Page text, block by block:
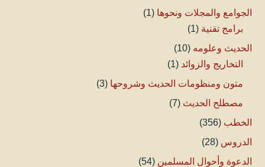
الجوامع والمجلات ونحوها (1)
برامج تقنية (1)
الحديث وعلومه (10)
التخاريج والزوائد (1)
متون ومنظومات الحديث وشروحها (3)
مصطلح الحديث (7)
الخطب (356)
الدروس (28)
الدعوة وأحوال المسلمين (54)